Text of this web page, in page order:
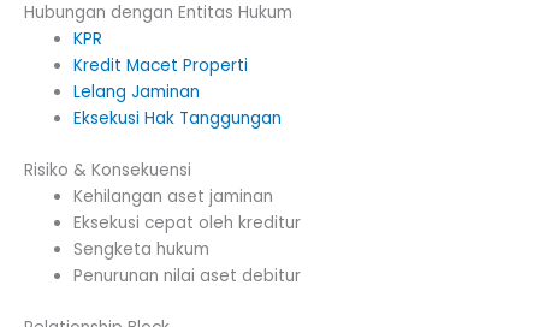
Hubungan dengan Entitas Hukum
KPR
Kredit Macet Properti
Lelang Jaminan
Eksekusi Hak Tanggungan
Risiko & Konsekuensi
Kehilangan aset jaminan
Eksekusi cepat oleh kreditur
Sengketa hukum
Penurunan nilai aset debitur